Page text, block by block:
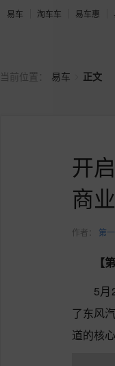
易车 淘车车 易车惠
当前位置： 易车 正文
开
商
作者： 第
【
5月
了东风
道的核